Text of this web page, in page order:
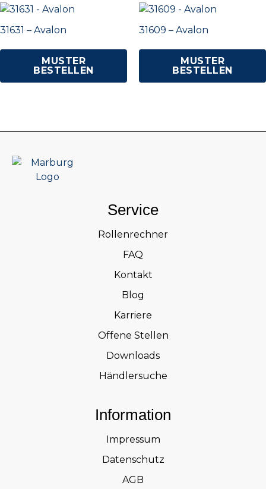
31631 – Avalon
MUSTER
BESTELLEN
31609 – Avalon
MUSTER
BESTELLEN
Service
Rollenrechner
FAQ
Kontakt
Blog
Karriere
Offene Stellen
Downloads
Händlersuche
Information
Impressum
Datenschutz
AGB